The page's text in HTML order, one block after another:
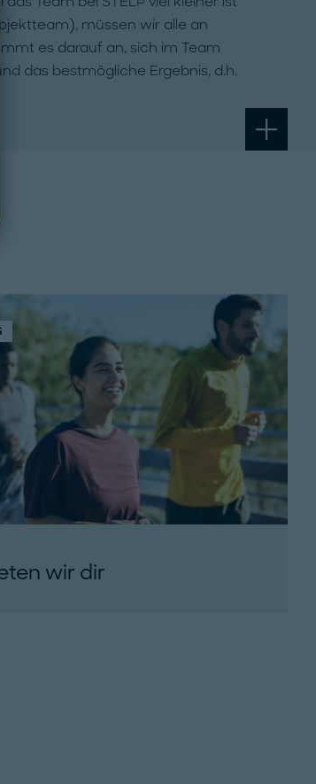
müssen wir alle an
es darauf an, sich im Team
das bestmögliche Ergebnis, d.h.
wir dir